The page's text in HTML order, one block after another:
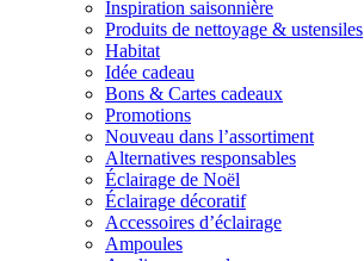
Inspiration saisonnière
Produits de nettoyage & ustensiles
Habitat
Idée cadeau
Bons & Cartes cadeaux
Promotions
Nouveau dans l’assortiment
Alternatives responsables
Éclairage de Noël
Éclairage décoratif
Accessoires d’éclairage
Ampoules